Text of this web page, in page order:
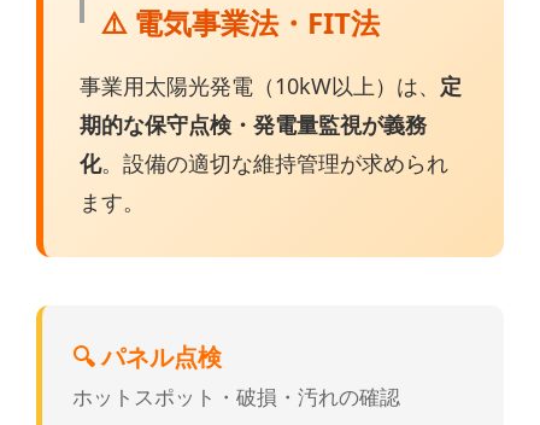
⚠️ 電気事業法・FIT法
事業用太陽光発電（10kW以上）は、 定
期的な保守点検・発電量監視が義務
化。設備の適切な維持管理が求められ
ます。
🔍 パネル点検
ホットスポット・破損・汚れの確認